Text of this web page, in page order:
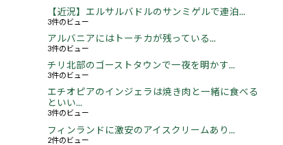
【近況】エルサルバドルのサンミゲルで連泊...
3件のビュー
アルバニアにはトーチカが残っている...
3件のビュー
チリ北部のゴーストタウンで一夜を明かす...
3件のビュー
エチオピアのインジェラは焼き肉と一緒に食べる
といい...
3件のビュー
フィンランドに激安のアイスクリームあり...
2件のビュー